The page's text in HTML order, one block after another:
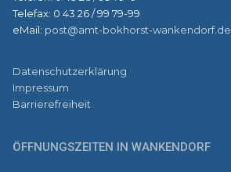
Telefax: 0 43 26 / 99 79-99
eMail: post@amt-bokhorst-wankendorf.de
Datenschutzerklärung
Impressum
Barrierefreiheit
ÖFFNUNGSZEITEN IN WANKENDORF